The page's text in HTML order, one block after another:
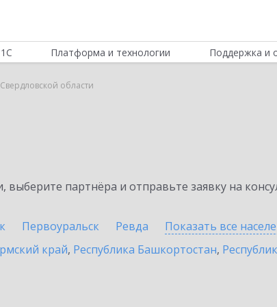
Платформа и технологии Поддержка и
области
партнёра и отправьте заявку на
Первоуральск Ревда Показать все
край, Республика Башкортостан,